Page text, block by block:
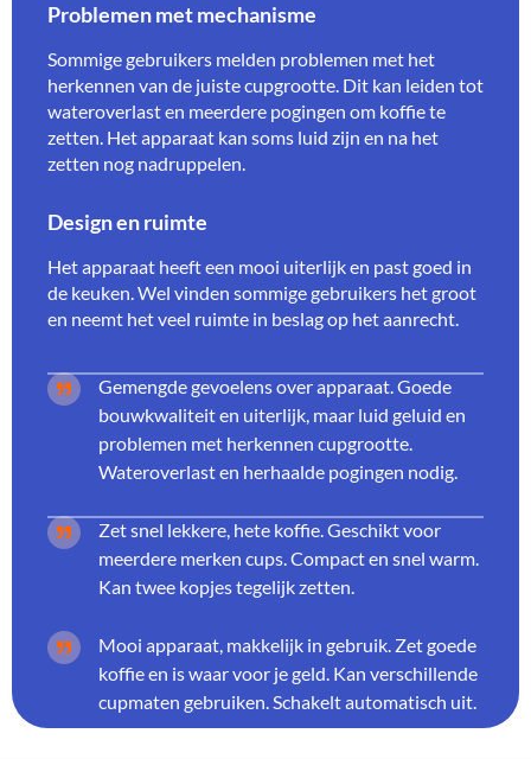
Problemen met mechanisme
Sommige gebruikers melden problemen met het
herkennen van de juiste cupgrootte. Dit kan leiden tot
wateroverlast en meerdere pogingen om koffie te
zetten. Het apparaat kan soms luid zijn en na het
zetten nog nadruppelen.
Design en ruimte
Het apparaat heeft een mooi uiterlijk en past goed in
de keuken. Wel vinden sommige gebruikers het groot
en neemt het veel ruimte in beslag op het aanrecht.
Gemengde gevoelens over apparaat. Goede
bouwkwaliteit en uiterlijk, maar luid geluid en
problemen met herkennen cupgrootte.
Wateroverlast en herhaalde pogingen nodig.
Zet snel lekkere, hete koffie. Geschikt voor
meerdere merken cups. Compact en snel warm.
Kan twee kopjes tegelijk zetten.
Mooi apparaat, makkelijk in gebruik. Zet goede
koffie en is waar voor je geld. Kan verschillende
cupmaten gebruiken. Schakelt automatisch uit.